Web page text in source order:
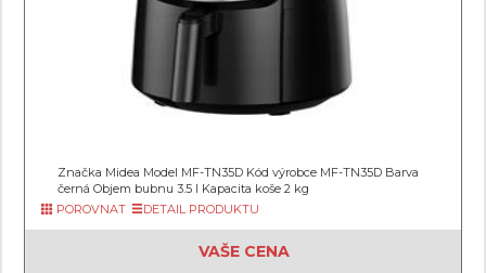
Značka Midea Model MF-TN35D Kód výrobce MF-TN35D Barva
černá Objem bubnu 3.5 l Kapacita koše 2 kg
POROVNAT
DETAIL PRODUKTU
VAŠE CENA